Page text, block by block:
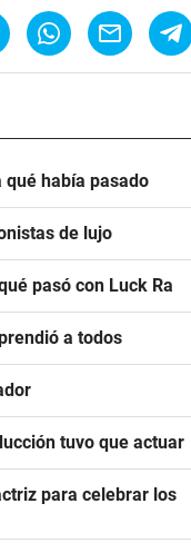
había pasado
de lujo
pasó con Luck Ra
a todos
tuvo que actuar
para celebrar los